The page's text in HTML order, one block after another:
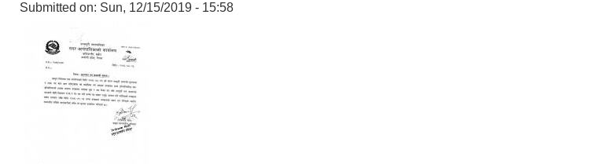
Submitted on: Sun, 12/15/2019 - 15:58